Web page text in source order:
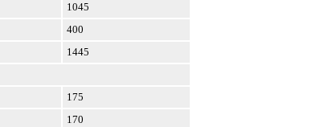
1045
400
1445
175
170